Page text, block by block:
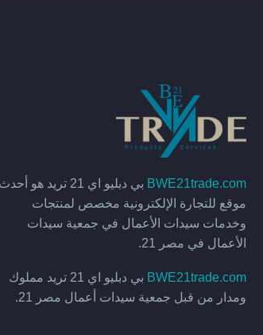
BWE21trade.com
بي دبليو اي 21 تريد هو أحدث
موقع للتجارة الإلكترونية مخصص لمنتجات
وخدمات سيدات الأعمال في جمعية سيدات
الأعمال في مصر 21.
BWE21trade.com
بي دبليو اي 21 تريد مملوك
ومدار من قبل جمعية سيدات أعمال مصر 21.